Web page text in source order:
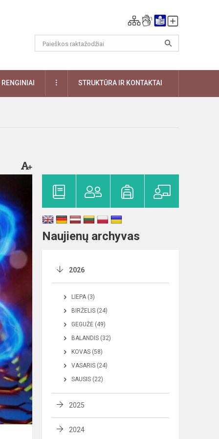
RENGINIAI DAUGIAUSTRUKTŪRA IR KONTAKTAI
Naujienų archyvas
2026
LIEPA (3)
BIRŽELIS (24)
GEGUŽĖ (49)
BALANDIS (32)
KOVAS (58)
VASARIS (24)
SAUSIS (22)
2025
2024